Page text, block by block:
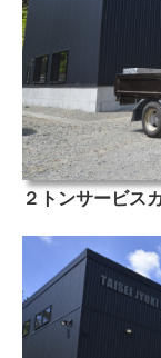
２トンサービス